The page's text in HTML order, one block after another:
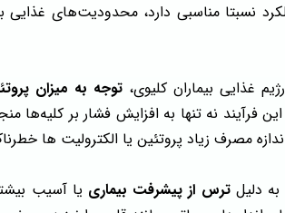
نسبتا مناسبی دارد، محدودیت‌های
غذایی بیماران کلیوی، توجه به میزان
فرآیند نه تنها به افزایش فشار بر
مصرف زیاد پروتئین یا الکترولیت ها
به دلیلترس از پیشرفت بیماری یا آسیب